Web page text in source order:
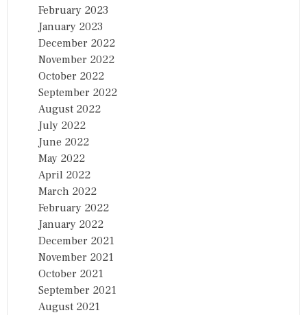
February 2023
January 2023
December 2022
November 2022
October 2022
September 2022
August 2022
July 2022
June 2022
May 2022
April 2022
March 2022
February 2022
January 2022
December 2021
November 2021
October 2021
September 2021
August 2021